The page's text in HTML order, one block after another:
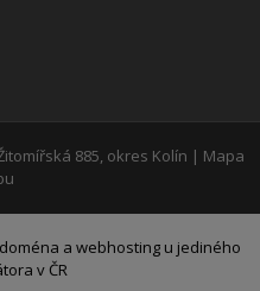
885, okres Kolín | Mapa
doména a webhosting u jediného
v ČR